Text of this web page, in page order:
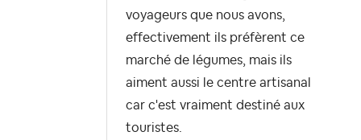
voyageurs que nous avons,
effectivement ils préfèrent ce
marché de légumes, mais ils
aiment aussi le centre artisanal
car c'est vraiment destiné aux
touristes.